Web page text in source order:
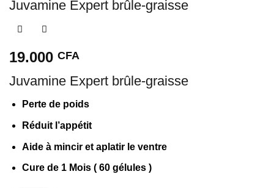
Juvamine Expert brûle-graisse
19.000 CFA
Juvamine Expert brûle-graisse
Perte de poids
Réduit l’appétit
Aide à mincir et aplatir le ventre
Cure de 1 Mois ( 60 gélules )